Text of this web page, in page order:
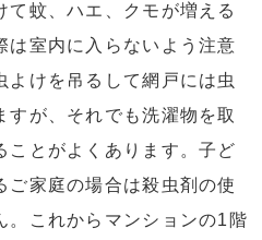
て蚊、ハエ、クモが増える
は室内に入らないよう注意
よけを吊るして網戸には虫
すが、それでも洗濯物を取
ことがよくあります。子ど
ご家庭の場合は殺虫剤の使
。これからマンションの1階